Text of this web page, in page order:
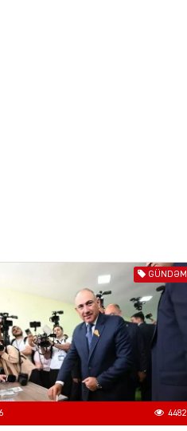
5499
İlham Əliyev bu rayona yeni
icra başçısı təyin etdi
04.08.2026 4412
Azərbaycan mina problemi
GÜNDƏM
4482